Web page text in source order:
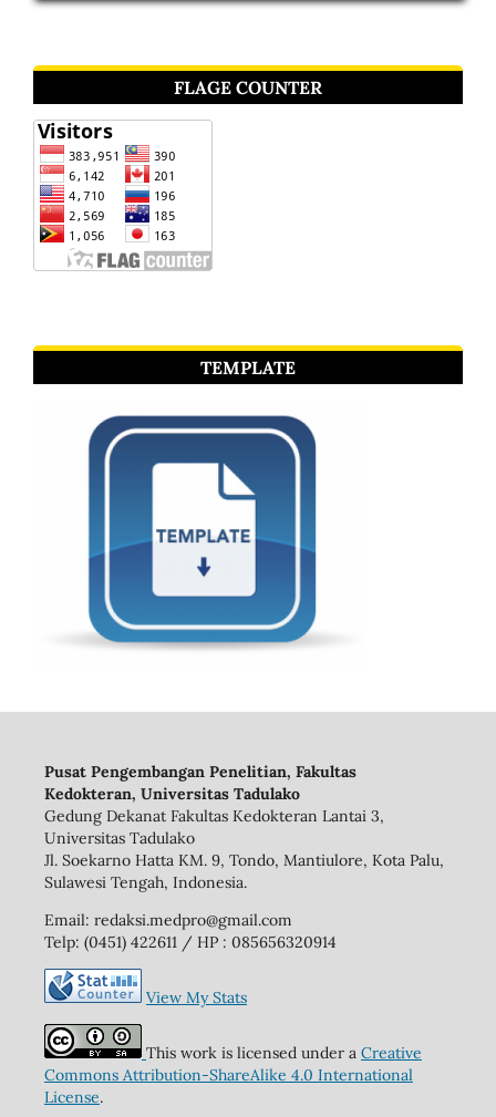
FLAGE COUNTER
TEMPLATE
Pusat Pengembangan Penelitian, Fakultas
Kedokteran, Universitas Tadulako
Gedung Dekanat Fakultas Kedokteran Lantai 3,
Universitas Tadulako
Jl. Soekarno Hatta KM. 9, Tondo, Mantiulore, Kota Palu,
Sulawesi Tengah, Indonesia.
Email: redaksi.medpro@gmail.com
Telp: (0451) 422611 / HP : 085656320914
View My Stats
This work is licensed under a Creative
Commons Attribution-ShareAlike 4.0 International
License.